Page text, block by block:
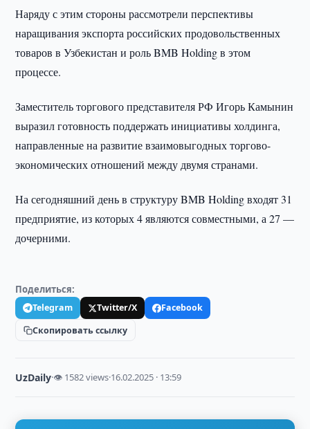
Наряду с этим стороны рассмотрели перспективы
наращивания экспорта российских продовольственных
товаров в Узбекистан и роль BMB Holding в этом
процессе.
Заместитель торгового представителя РФ Игорь Камынин
выразил готовность поддержать инициативы холдинга,
направленные на развитие взаимовыгодных торгово-
экономических отношений между двумя странами.
На сегодняшний день в структуру BMB Holding входят 31
предприятие, из которых 4 являются совместными, а 27 —
дочерними.
Поделиться:
Telegram Twitter/X
Facebook
Скопировать ссылку
UzDaily·👁 1582 views·16.02.2025 · 13:59